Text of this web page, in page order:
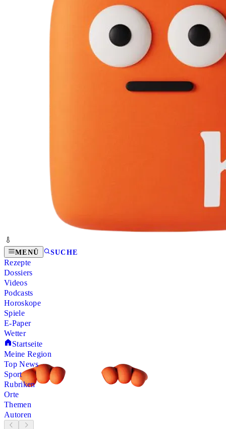
MENÜ SUCHE
Rezepte
Dossiers
Videos
Podcasts
Horoskope
Spiele
E-Paper
Wetter
Startseite
Meine Region
Top News
Sport
Rubriken
Orte
Themen
Autoren